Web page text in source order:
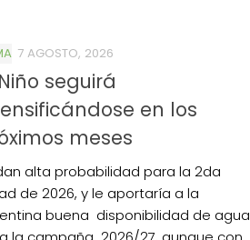
7 AGOSTO, 2026
seguirá
en los
meses
alta probabilidad para la 2da
de 2026, y le aportaría a la
buena disponibilidad de agua